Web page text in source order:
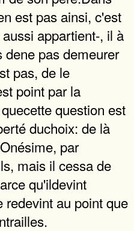
est pas ainsi, c'est
appartient-, il à
pas demeurer
pas, de le
point par la
question est
duchoix: de là
par
mais il cessa de
qu'ildevint
au point que